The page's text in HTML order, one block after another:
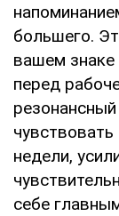
большего.
вашем знаке
перед
недели,
себе